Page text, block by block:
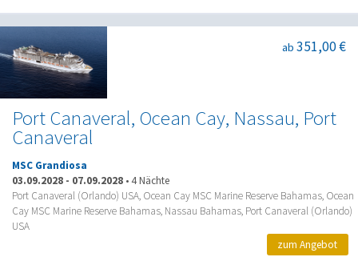
Port Canaveral, Ocean Cay, Nassau, Port
Canaveral
ab 351,00 €
MSC Grandiosa
03.09.2028 - 07.09.2028 •4 Nächte
Port Canaveral (Orlando) USA, Ocean Cay MSC Marine Reserve Bahamas, Ocean
Cay MSC Marine Reserve Bahamas, Nassau Bahamas, Port Canaveral (Orlando)
USA
zum Angebot